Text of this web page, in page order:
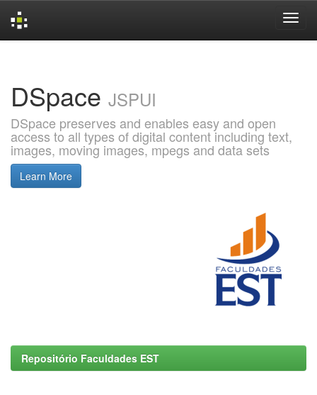
DSpace JSPUI
DSpace preserves and enables easy and open
access to all types of digital content including text,
images, moving images, mpegs and data sets
Learn More
Repositório Faculdades EST